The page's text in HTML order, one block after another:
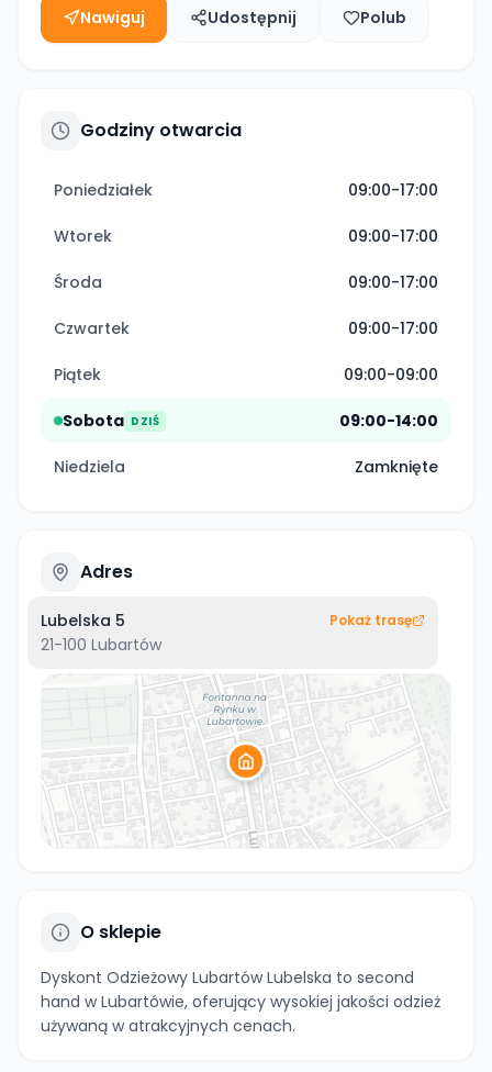
Nawiguj Udostępnij Polub
Godziny otwarcia
Poniedziałek 09:00-17:00
Wtorek 09:00-17:00
Środa 09:00-17:00
Czwartek 09:00-17:00
Piątek 09:00-09:00
Sobota DZIŚ 09:00-14:00
Niedziela Zamknięte
Adres
Lubelska 5
21-100 Lubartów
Pokaż trasę
O sklepie
Dyskont Odzieżowy Lubartów Lubelska to second
hand w Lubartówie, oferujący wysokiej jakości odzież
używaną w atrakcyjnych cenach.